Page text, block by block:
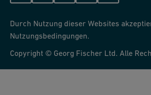
Durch Nutzung dieser Websites
Nutzungsbedingungen.
Copyright © Georg Fischer Ltd. Alle